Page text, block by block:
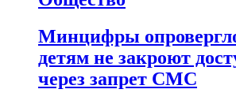
Минцифры
детям не закроют
через запрет СМС